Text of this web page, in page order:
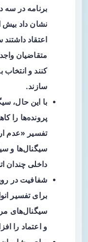
برنامه در سه
اعتقاد
متقاضیان
کنند و
سازند.
با این حال،
پرونده‌ها را
تفسیر «عدم
سیگنال‌ها و
داخلی چندان
شفافیت در
برای تفسیر
سیگنال‌های
و اعتماد را